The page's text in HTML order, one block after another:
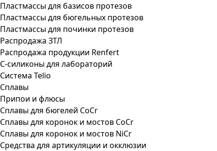
Пластмассы для базисов протезов
Пластмассы для бюгельных протезов
Пластмассы для починки протезов
Распродажа ЗТЛ
Распродажа продукции Renfert
С-силиконы для лабораторий
Система Telio
Сплавы
Припои и флюсы
Сплавы для бюгелей CoCr
Сплавы для коронок и мостов CoCr
Сплавы для коронок и мостов NiCr
Средства для артикуляции и окклюзии